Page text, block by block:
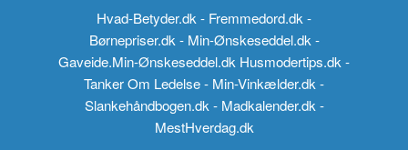
Hvad-Betyder.dk- Fremmedord.dk-
Børnepriser.dk - Min-Ønskeseddel.dk -
Gaveide.Min-Ønskeseddel.dk Husmodertips.dk-
Tanker Om Ledelse- Min-Vinkælder.dk-
Slankehåndbogen.dk - Madkalender.dk -
MestHverdag.dk